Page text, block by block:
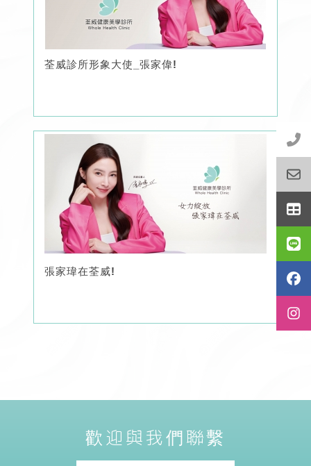
荃威診所形象大使_張家偉!
張家瑋在荃威!
歡迎與我們聯繫